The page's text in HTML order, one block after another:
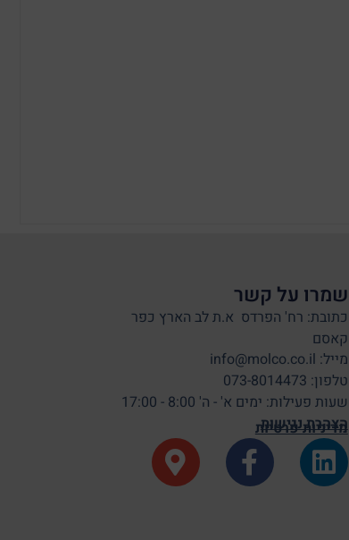
שמרו על קשר
כתובת: רח' הפרדס א.ת לב הארץ כפר
קאסם
מייל: info@molco.co.il
טלפון: 073-8014473
שעות פעילות: ימים א' - ה' 8:00 - 17:00
הצהרת נגישות
מדיניות פרטיות